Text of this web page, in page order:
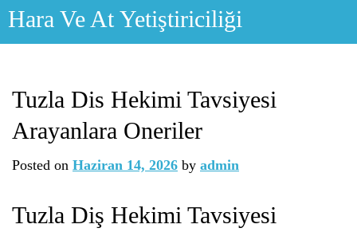
Skip
Hara Ve At Yetiştiriciliği
Tuzla Dis Hekimi Tavsiyesi
Arayanlara Oneriler
Posted on Haziran 14, 2026 by admin
Tuzla Diş Hekimi Tavsiyesi